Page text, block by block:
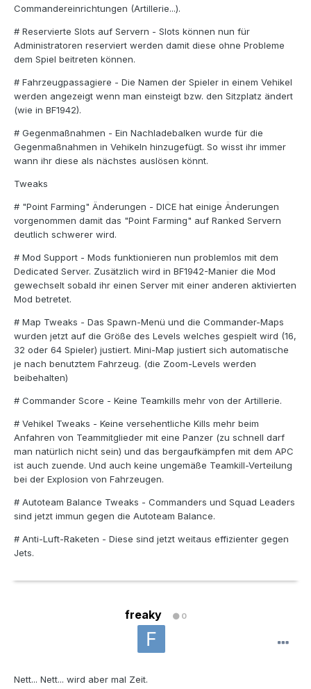
Commandereinrichtungen (Artillerie...).
# Reservierte Slots auf Servern - Slots können nun für
Administratoren reserviert werden damit diese ohne Probleme
dem Spiel beitreten können.
# Fahrzeugpassagiere - Die Namen der Spieler in einem Vehikel
werden angezeigt wenn man einsteigt bzw. den Sitzplatz ändert
(wie in BF1942).
# Gegenmaßnahmen - Ein Nachladebalken wurde für die
Gegenmaßnahmen in Vehikeln hinzugefügt. So wisst ihr immer
wann ihr diese als nächstes auslösen könnt.
Tweaks
# "Point Farming" Änderungen - DICE hat einige Änderungen
vorgenommen damit das "Point Farming" auf Ranked Servern
deutlich schwerer wird.
# Mod Support - Mods funktionieren nun problemlos mit dem
Dedicated Server. Zusätzlich wird in BF1942-Manier die Mod
gewechselt sobald ihr einen Server mit einer anderen aktivierten
Mod betretet.
# Map Tweaks - Das Spawn-Menü und die Commander-Maps
wurden jetzt auf die Größe des Levels welches gespielt wird (16,
32 oder 64 Spieler) justiert. Mini-Map justiert sich automatische
je nach benutztem Fahrzeug. (die Zoom-Levels werden
beibehalten)
# Commander Score - Keine Teamkills mehr von der Artillerie.
# Vehikel Tweaks - Keine versehentliche Kills mehr beim
Anfahren von Teammitglieder mit eine Panzer (zu schnell darf
man natürlich nicht sein) und das bergaufkämpfen mit dem APC
ist auch zuende. Und auch keine ungemäße Teamkill-Verteilung
bei der Explosion von Fahrzeugen.
# Autoteam Balance Tweaks - Commanders und Squad Leaders
sind jetzt immun gegen die Autoteam Balance.
# Anti-Luft-Raketen - Diese sind jetzt weitaus effizienter gegen
Jets.
freaky 0
Nett... Nett... wird aber mal Zeit.